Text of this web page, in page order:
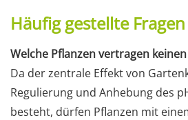
Häufig gestellte Fragen
Welche Pflanzen vertragen
Da der zentrale Effekt von
Regulierung und Anhebung des
besteht, dürfen Pflanzen mit